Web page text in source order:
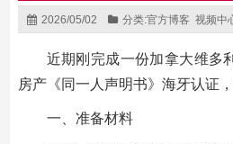
2026/05/02 分类:官方博客 视频中
近期刚完成一份加拿大维多
房产《同一人声明书》海牙认证
一、准备材料